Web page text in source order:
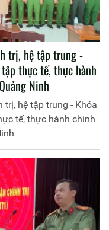
trị, hệ tập trung -
tập thực tế, thực hành
Ninh
hệ tập trung - Khóa
tế, thực hành chính